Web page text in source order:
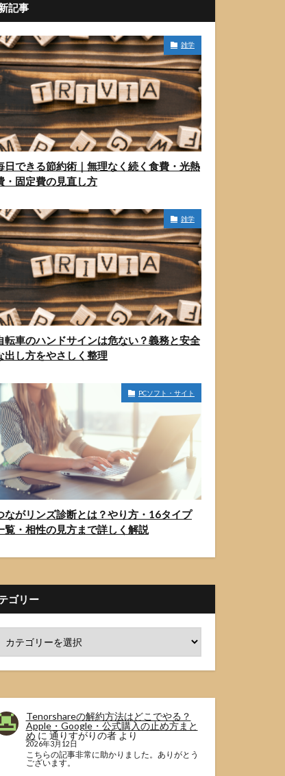
記事
雑学
日できる節約術｜無理なく続く食費・光熱
・固定費の見直し方
雑学
転車のハンドサインは危ない？義務と安全
出し方をやさしく整理
PCソフト・サイト
ながリンズ診断とは？やり方・16タイプ
覧・相性の見方まで詳しく解説
ゴリー
Tenorshareの解約方法はどこでやる？
Apple・Google・公式購入の止め方まと
め に 通りすがりの者より
2026年3月12日
こちらの記事非常に助かりました。ありがとう
ございます。